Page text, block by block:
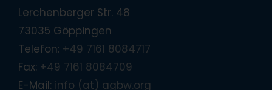
Lerchenberger Str. 48
73035 Göppingen
Telefon: +49 7161 8084717
Fax: +49 7161 8084709
E-Mail: info (at) agbw.org